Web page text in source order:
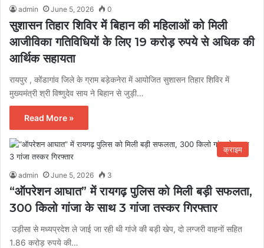
admin June 5, 2026 0
सुशासन तिहार शिविर में बिहान की महिलाओं को मिली
आजीविका गतिविधियों के लिए 19 करोड़ रुपये से अधिक की
आर्थिक सहायता
रायपुर , कोंडागांव जिले के ग्राम बड़ेकनेरा में आयोजित सुशासन तिहार शिविर में
मुख्यमंत्री श्री विष्णुदेव साय ने बिहान से जुड़ी…
Read More »
क्राइम
admin June 5, 2026 3
“ऑपरेशन आघात” में रायगढ़ पुलिस को मिली बड़ी सफलता,
300 किलो गांजा के साथ 3 गांजा तस्कर गिरफ्तार
उड़ीसा से मध्यप्रदेश ले जाई जा रही थी गांजे की बड़ी खेप, दो लग्जरी वाहनों सहित
1.86 करोड़ रुपये की…